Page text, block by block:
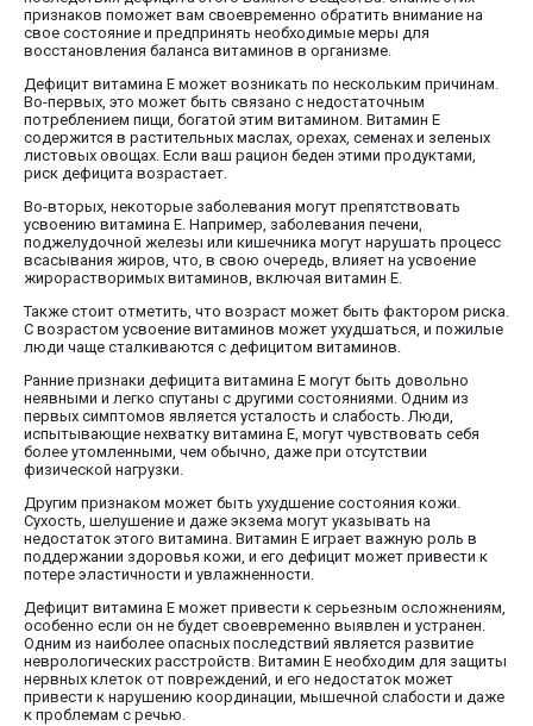
признаков поможет вам своевременно обратить внимание на
свое состояние и предпринять необходимые меры для
восстановления баланса витаминов в организме.
Дефицит витамина E может возникать по нескольким причинам.
Во-первых, это может быть связано с недостаточным
потреблением пищи, богатой этим витамином. Витамин E
содержится в растительных маслах, орехах, семенах и зеленых
листовых овощах. Если ваш рацион беден этими продуктами,
риск дефицита возрастает.
Во-вторых, некоторые заболевания могут препятствовать
усвоению витамина E. Например, заболевания печени,
поджелудочной железы или кишечника могут нарушать процесс
всасывания жиров, что, в свою очередь, влияет на усвоение
жирорастворимых витаминов, включая витамин E.
Также стоит отметить, что возраст может быть фактором риска.
С возрастом усвоение витаминов может ухудшаться, и пожилые
люди чаще сталкиваются с дефицитом витаминов.
Ранние признаки дефицита витамина E могут быть довольно
неявными и легко спутаны с другими состояниями. Одним из
первых симптомов является усталость и слабость. Люди,
испытывающие нехватку витамина E, могут чувствовать себя
более утомленными, чем обычно, даже при отсутствии
физической нагрузки.
Другим признаком может быть ухудшение состояния кожи.
Сухость, шелушение и даже экзема могут указывать на
недостаток этого витамина. Витамин E играет важную роль в
поддержании здоровья кожи, и его дефицит может привести к
потере эластичности и увлажненности.
Дефицит витамина E может привести к серьезным осложнениям,
особенно если он не будет своевременно выявлен и устранен.
Одним из наиболее опасных последствий является развитие
неврологических расстройств. Витамин E необходим для защиты
нервных клеток от повреждений, и его недостаток может
привести к нарушению координации, мышечной слабости и даже
к проблемам с речью.